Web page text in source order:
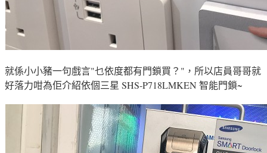
就係小小豬一句戲言"乜依度都有門鎖買 ？ " ，所以店員哥哥就
好落力咁為佢介紹依個三星 SHS-P718LMKEN 智能門鎖~